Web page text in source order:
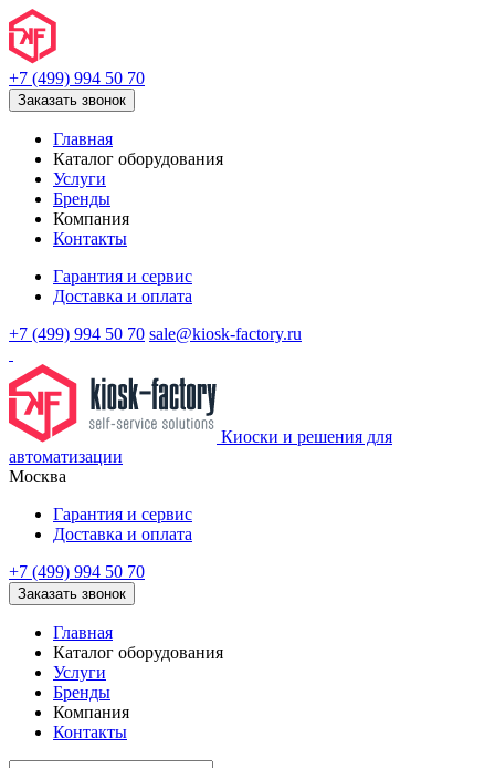
+7 (499) 994 50 70
Заказать звонок
Главная
Каталог оборудования
Услуги
Бренды
Компания
Контакты
Гарантия и сервис
Доставка и оплата
+7 (499) 994 50 70 sale@kiosk-factory.ru
Киоски и решения для
автоматизации
Москва
Гарантия и сервис
Доставка и оплата
+7 (499) 994 50 70
Заказать звонок
Главная
Каталог оборудования
Услуги
Бренды
Компания
Контакты